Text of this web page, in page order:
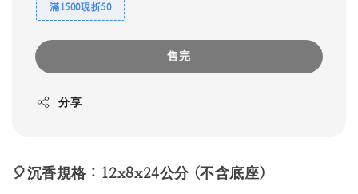
滿1500現折50
售完
分享
🎈沉香規格：12x8x24公分 (不含底座)